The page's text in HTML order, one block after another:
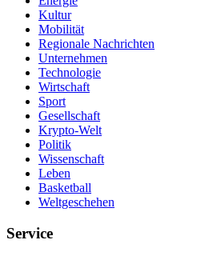
Kultur
Mobilität
Regionale Nachrichten
Unternehmen
Technologie
Wirtschaft
Sport
Gesellschaft
Krypto-Welt
Politik
Wissenschaft
Leben
Basketball
Weltgeschehen
Service